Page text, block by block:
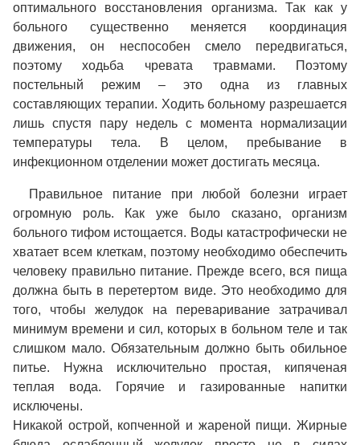
оптимального восстановления организма. Так как у
больного существенно меняется координация
движения, он неспособен смело передвигаться,
поэтому ходьба чревата травмами. Поэтому
постельный режим – это одна из главных
составляющих терапии. Ходить больному разрешается
лишь спустя пару недель с момента нормализации
температуры тела. В целом, пребывание в
инфекционном отделении может достигать месяца.
Правильное питание при любой болезни играет
огромную роль. Как уже было сказано, организм
больного тифом истощается. Воды катастрофически не
хватает всем клеткам, поэтому необходимо обеспечить
человеку правильно питание. Прежде всего, вся пища
должна быть в перетертом виде. Это необходимо для
того, чтобы желудок на переваривание затрачивал
минимум времени и сил, которых в больном теле и так
слишком мало. Обязательным должно быть обильное
питье. Нужна исключительно простая, кипяченая
теплая вода. Горячие и газированные напитки
исключены.
Никакой острой, копченной и жареной пищи. Жирные